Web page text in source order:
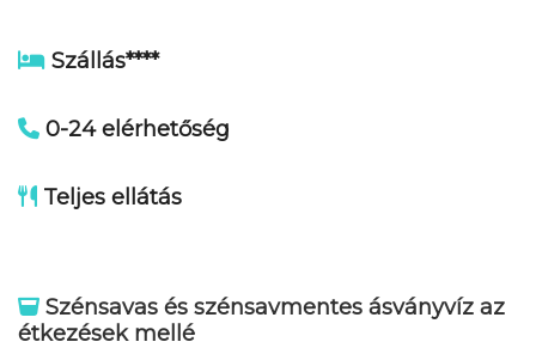
Szállás****
0-24 elérhetőség
Teljes ellátás
Szénsavas és szénsavmentes ásványvíz az
étkezések mellé